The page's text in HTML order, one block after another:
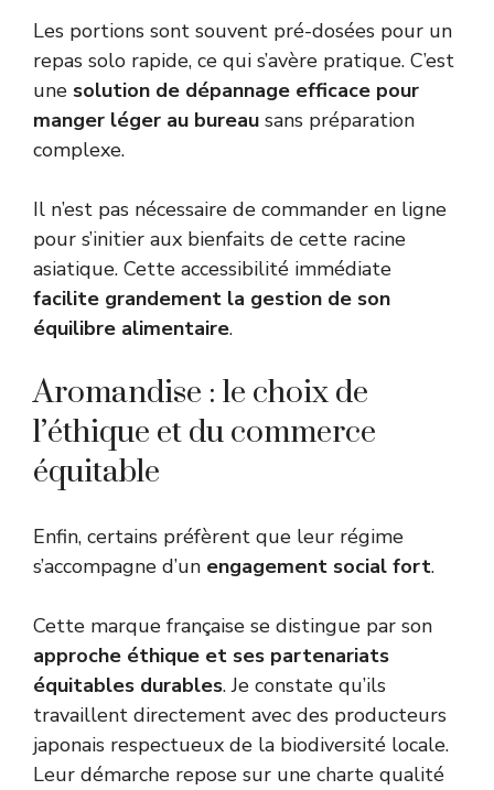
Les portions sont souvent pré-dosées pour un
repas solo rapide, ce qui s’avère pratique. C’est
une solution de dépannage efficace pour
manger léger au bureau sans préparation
complexe.
Il n’est pas nécessaire de commander en ligne
pour s’initier aux bienfaits de cette racine
asiatique. Cette accessibilité immédiate
facilite grandement la gestion de son
équilibre alimentaire.
Aromandise : le choix de
l’éthique et du commerce
équitable
Enfin, certains préfèrent que leur régime
s’accompagne d’un engagement social fort.
Cette marque française se distingue par son
approche éthique et ses partenariats
équitables durables. Je constate qu’ils
travaillent directement avec des producteurs
japonais respectueux de la biodiversité locale.
Leur démarche repose sur une charte qualité